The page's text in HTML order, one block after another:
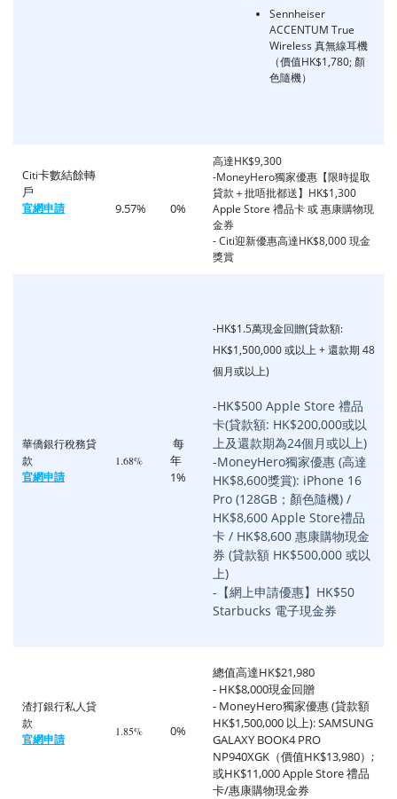
Sennheiser
ACCENTUM True
Wireless 真無線耳機
（價值HK$1,780; 顏
色隨機）
Citi卡數結餘轉
戶
官網申請 9.57% 0%
高達HK$9,300
-MoneyHero獨家優惠 【限時提取
貸款＋批唔批都送】HK$1,300
Apple Store 禮品卡 或 惠康購物現
金券
- Citi迎新優惠高達HK$8,000 現金
獎賞
華僑銀行稅務貸
款
官網申請
1.68%
每
年
1%
-HK$1.5萬現金回贈(貸款額:
HK$1,500,000 或以上 + 還款期 48
個月或以上)
-HK$500 Apple Store 禮品
卡(貸款額: HK$200,000或以
上及還款期為24個月或以上)
-MoneyHero獨家優惠 (高達
HK$8,600獎賞): iPhone 16
Pro (128GB；顏色隨機) /
HK$8,600 Apple Store禮品
卡 / HK$8,600 惠康購物現金
券 (貸款額 HK$500,000 或以
上)
-【網上申請優惠】HK$50
Starbucks 電子現金券
渣打銀行私人貸
款
官網申請
1.85% 0%
總值高達HK$21,980
- HK$8,000現金回贈
- MoneyHero獨家優惠 (貸款額
HK$1,500,000 以上): SAMSUNG
GALAXY BOOK4 PRO
NP940XGK（價值HK$13,980）;
或HK$11,000 Apple Store 禮品
卡/惠康購物現金券